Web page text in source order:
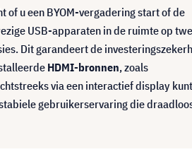
u een BYOM-vergadering start of de
USB-apparaten in de ruimte op
Dit garandeert de
HDMI-bronnen, zoals
via een interactief display kunt
gebruikerservaring die